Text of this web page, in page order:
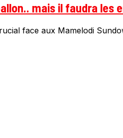
mais il faudra les
face aux Mamelodi